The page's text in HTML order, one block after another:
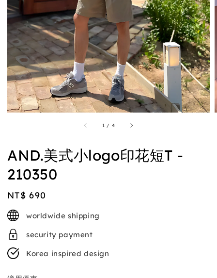
1 / 4
AND.美式小logo印花短T -
210350
Regular
price
NT$ 690
worldwide shipping
security payment
Korea inspired design